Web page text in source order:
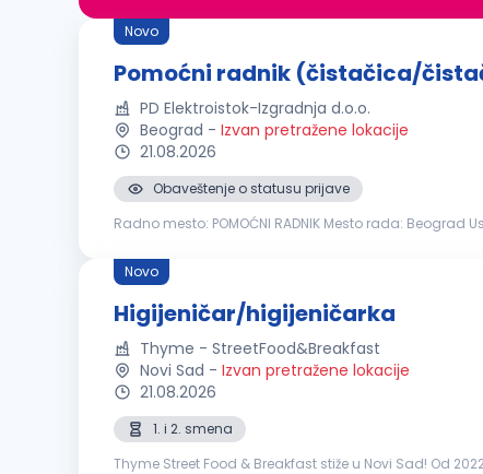
Novo
Pomoćni radnik (čistačica/
PD Elektroistok-Izgradnja d.o.o.
Beograd - Izvan pretražene lokacije
21.08.2026
Obaveštenje o statusu prijave
Radno mesto: POMOĆNI RADNIK Mesto rada: Beograd Uslovi: Stepen stručne spreme: osnovno ili srednje obrazovanje, bez obzira na oblast obrazovanja Radno iskustvo: sa
Novo
Higijeničar/higijeničarka
Thyme - StreetFood&Breakfast
Novi Sad - Izvan pretražene lokacije
21.08.2026
1. i 2. smena
Thyme Street Food & Breakfast stiže u Novi Sad! Od